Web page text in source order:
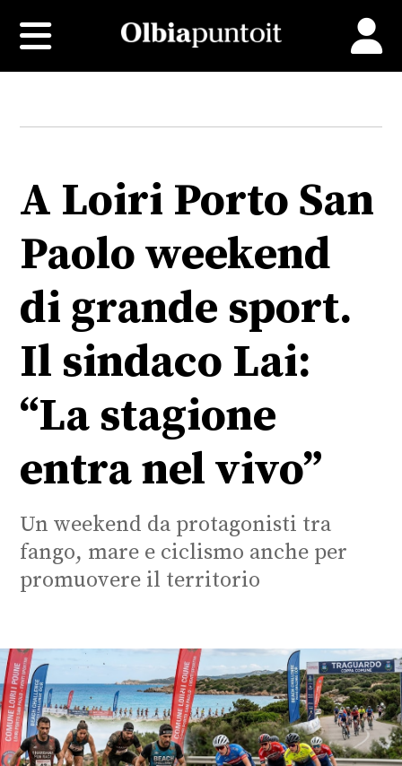
A Loiri Porto San
Paolo weekend
di grande sport.
Il sindaco Lai:
“La stagione
entra nel vivo”
Un weekend da protagonisti tra
fango, mare e ciclismo anche per
promuovere il territorio